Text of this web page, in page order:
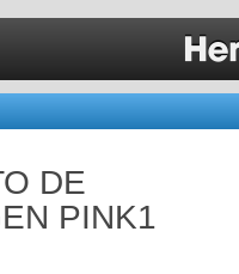
DE
PINK1